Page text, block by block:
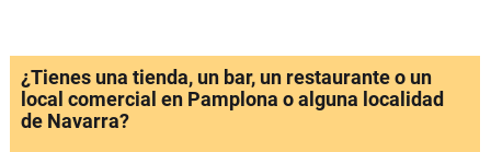
¿Tienes una tienda, un bar, un restaurante o un
local comercial en Pamplona o alguna localidad
de Navarra?